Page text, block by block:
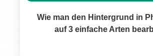
Wie man den Hintergrund in
auf 3 einfache Arten